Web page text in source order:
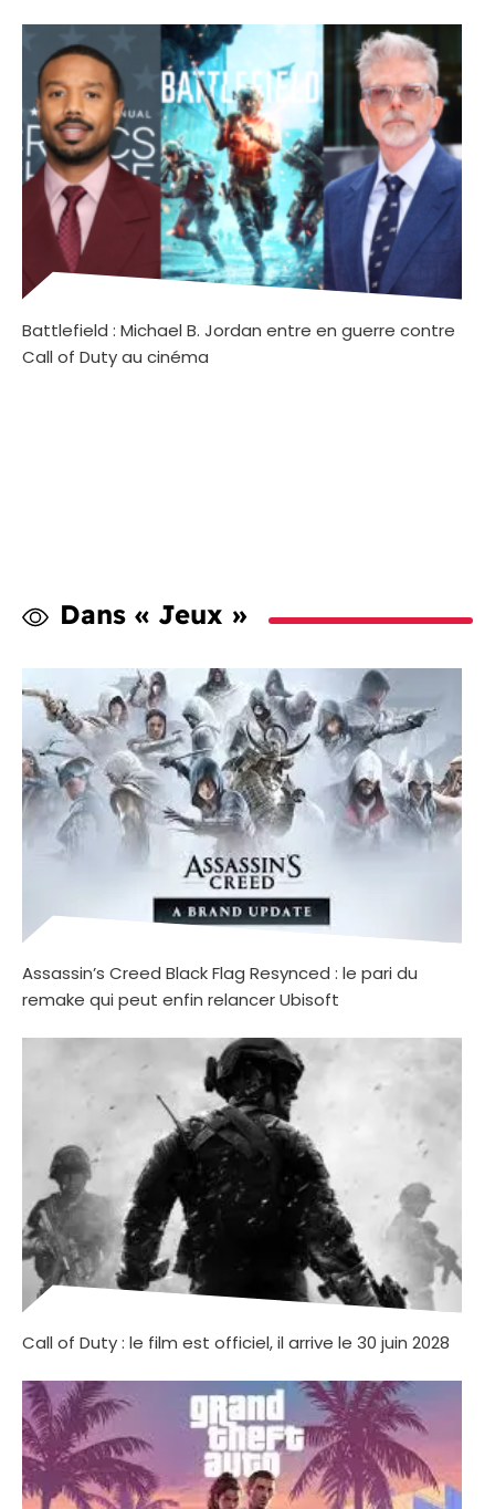
Battlefield : Michael B. Jordan entre en guerre contre
Call of Duty au cinéma
Dans « Jeux »
Assassin’s Creed Black Flag Resynced : le pari du
remake qui peut enfin relancer Ubisoft
Call of Duty : le film est officiel, il arrive le 30 juin 2028